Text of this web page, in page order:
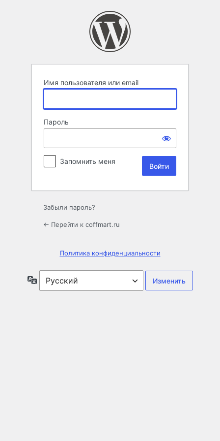
Имя пользователя или email
Пароль
Запомнить меня
Забыли пароль?
← Перейти к coffmart.ru
Политика конфиденциальности
Язык